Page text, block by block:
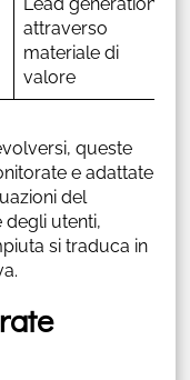
Lead generation
attraverso
materiale di
valore
queste
e adattate
del
degli utenti,
si traduca in